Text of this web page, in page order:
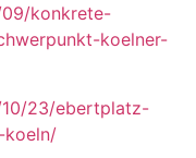
konkrete-
koelner-
23/ebertplatz-
koeln/